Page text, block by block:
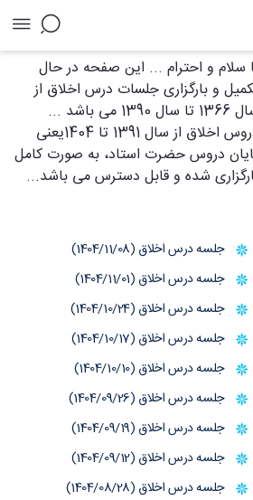
دفتر
سلام و احترام ... این صفحه در حال
و بارگزاری جلسات درس اخلاق از
سال 1366 تا سال 1390 می باشد ...
دروس اخلاق از سال 1391 تا 1404یعنی
دروس حضرت استاد، به صورت کامل
شده و قابل دسترس می باشد...
جلسه درس اخلاق (1404/11/08)
جلسه درس اخلاق (1404/11/01)
جلسه درس اخلاق (1404/10/24)
جلسه درس اخلاق (1404/10/17)
جلسه درس اخلاق (1404/10/10)
جلسه درس اخلاق (1404/09/26)
جلسه درس اخلاق (1404/09/19)
جلسه درس اخلاق (1404/09/12)
جلسه درس اخلاق (1404/08/28)